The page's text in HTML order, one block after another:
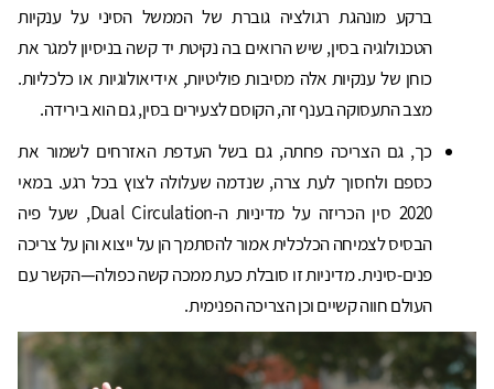
ברקע מונהגת רגולציה גוברת של הממשל הסיני על ענקיות
הטכנולוגיה בסין, שיש הרואים בה נקיטת יד קשה בניסיון למגר את
כוחן של ענקיות אלה מסיבות פוליטיות, אידיאולוגיות או כלכליות.
מצב התעסוקה בענף זה, הקוסם לצעירים בסין, גם הוא בירידה.
כך, גם הצריכה פחתה, גם בשל העדפת האזרחים לשמור את
כספם ולחסוך לעת צרה, שנדמה שעלולה לצוץ בכל רגע. במאי
2020 סין הכריזה על מדיניות ה-Dual Circulation, שעל פיה
הבסיס לצמיחה הכלכלית אמור להסתמך הן על ייצוא והן על צריכה
פנים-סינית. מדיניות זו סובלת כעת ממכה קשה כפולה—הקשר עם
העולם חווה קשיים וכן הצריכה הפנימית.